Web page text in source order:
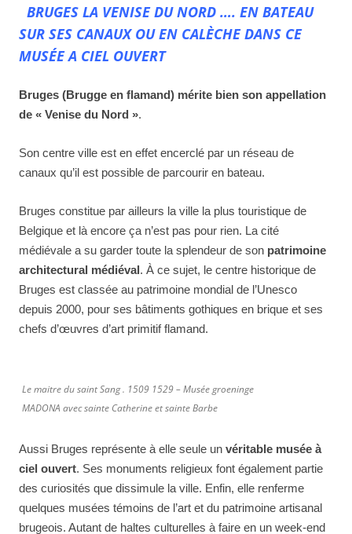
BRUGES LA VENISE DU NORD …. EN BATEAU
SUR SES CANAUX OU EN CALÈCHE DANS CE
MUSÉE A CIEL OUVERT
Bruges (Brugge en flamand) mérite bien son appellation
de « Venise du Nord ».
Son centre ville est en effet encerclé par un réseau de
canaux qu’il est possible de parcourir en bateau.
Bruges constitue par ailleurs la ville la plus touristique de
Belgique et là encore ça n’est pas pour rien. La cité
médiévale a su garder toute la splendeur de son patrimoine
architectural médiéval . À ce sujet, le centre historique de
Bruges est classée au patrimoine mondial de l’Unesco
depuis 2000, pour ses bâtiments gothiques en brique et ses
chefs d’œuvres d’art primitif flamand.
Le maitre du saint Sang . 1509 1529 – Musée groeninge
MADONA avec sainte Catherine et sainte Barbe
Aussi Bruges représente à elle seule un véritable musée à
ciel ouvert. Ses monuments religieux font également partie
des curiosités que dissimule la ville. Enfin, elle renferme
quelques musées témoins de l’art et du patrimoine artisanal
brugeois. Autant de haltes culturelles à faire en un week-end